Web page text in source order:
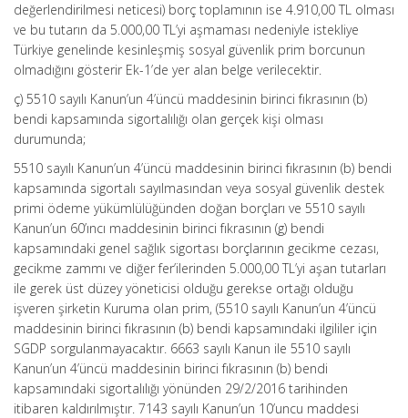
değerlendirilmesi neticesi) borç toplamının ise 4.910,00 TL olması
ve bu tutarın da 5.000,00 TL’yi aşmaması nedeniyle istekliye
Türkiye genelinde kesinleşmiş sosyal güvenlik prim borcunun
olmadığını gösterir Ek-1’de yer alan belge verilecektir.
ç) 5510 sayılı Kanun’un 4’üncü maddesinin birinci fıkrasının (b)
bendi kapsamında sigortalılığı olan gerçek kişi olması
durumunda;
5510 sayılı Kanun’un 4’üncü maddesinin birinci fıkrasının (b) bendi
kapsamında sigortalı sayılmasından veya sosyal güvenlik destek
primi ödeme yükümlülüğünden doğan borçları ve 5510 sayılı
Kanun’un 60’ıncı maddesinin birinci fıkrasının (g) bendi
kapsamındaki genel sağlık sigortası borçlarının gecikme cezası,
gecikme zammı ve diğer fer’ilerinden 5.000,00 TL’yi aşan tutarları
ile gerek üst düzey yöneticisi olduğu gerekse ortağı olduğu
işveren şirketin Kuruma olan prim, (5510 sayılı Kanun’un 4’üncü
maddesinin birinci fıkrasının (b) bendi kapsamındaki ilgililer için
SGDP sorgulanmayacaktır. 6663 sayılı Kanun ile 5510 sayılı
Kanun’un 4’üncü maddesinin birinci fıkrasının (b) bendi
kapsamındaki sigortalılığı yönünden 29/2/2016 tarihinden
itibaren kaldırılmıştır. 7143 sayılı Kanun’un 10’uncu maddesi